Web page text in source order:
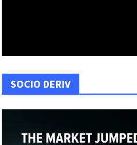
SOCIO DERIV